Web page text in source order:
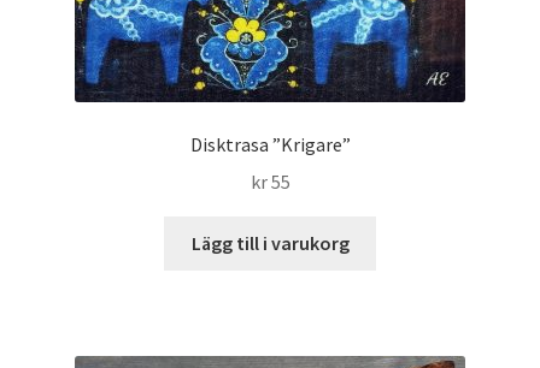
Disktrasa ”Krigare”
kr55
Lägg till i varukorg